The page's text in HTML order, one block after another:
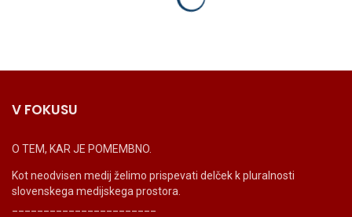
V FOKUSU
O TEM, KAR JE POMEMBNO.
Kot neodvisen medij želimo prispevati delček k pluralnosti
slovenskega medijskega prostora.